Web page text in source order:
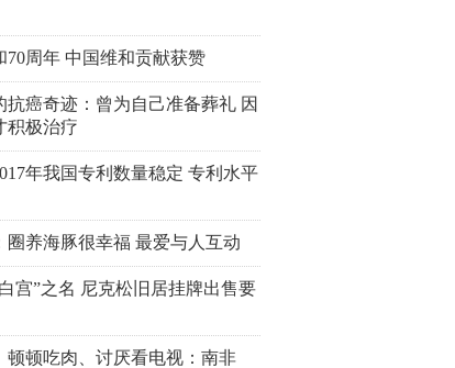
70周年 中国维和贡献获赞
抗癌奇迹：曾为自己准备葬礼 因
积极治疗
年我国专利数量稳定 专利水平
圈养海豚很幸福 最爱与人互动
宫”之名 尼克松旧居挂牌出售要
顿顿吃肉、讨厌看电视：南非